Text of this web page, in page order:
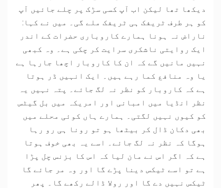
دیکھا تھا لیکن اب آپ کسی سڑک پر چلے جائیں آپ
کو ہر طرف ٹریفک ہی ٹریفک ملے گی۔ میں نے کہا:
ناراض نہ ہونا ہمارے کاروباری حضرات کے اندر
ایک روایتی ناشکری سرایت کر چکی ہے۔ وہ کبھی
نہیں مانیں گے کہ ان کا کاروبار اچھا جارہا ہے
یا وہ منافع کما رہے ہیں۔ ایک انہیں ڈر ہوتا
ہے کہ کاروبار کو نظر نہ لگ جائے۔ پتہ نہیں یہ
نظر انڈیا میں امبانی اور امریکہ میں بل گیٹس
کو کیوں نہیں لگتی۔ ہمارے ہاں کوئی محلے میں
بھی دکان ڈال کر بیٹھا ہو تو رونا ہی رو رہا
ہوگا کہ نظر نہ لگ جائے۔ اسے یہ بھی خوف ہوتا
ہے کہ اگر اس نے مان لیا کہ اس کا بزنس چل پڑا
ہے تو اسے ٹیکس دینا پڑے گا اور وہ مر جائے گا
ٹیکس نہیں دے گا اور رولا ڈالے رکھے گا۔ پھر